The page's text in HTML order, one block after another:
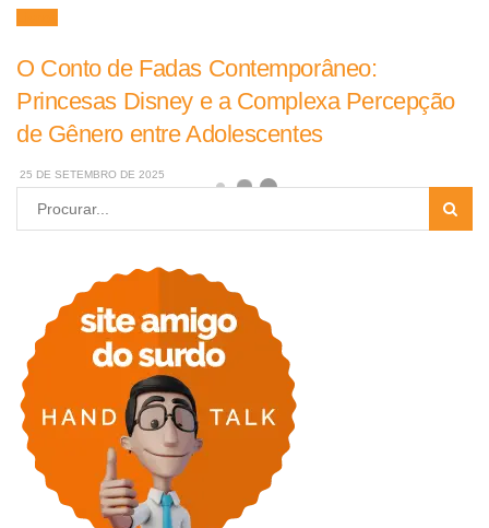
O Conto de Fadas Contemporâneo:
Princesas Disney e a Complexa Percepção
de Gênero entre Adolescentes
25 DE SETEMBRO DE 2025